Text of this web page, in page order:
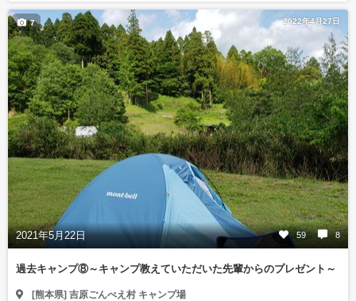
2022年4月27日
2021年5月22日 59 8
7
過去キャンプ⑧～キャンプ教えていただいた先輩からのプレゼント～
[熊本県] 吉原ごんべえ村 キャンプ場